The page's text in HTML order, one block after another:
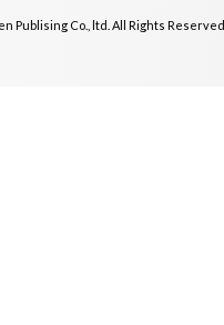
Publising Co., ltd. All Rights Reserved.